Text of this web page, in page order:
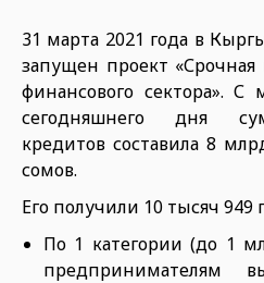
31 марта 2021 года в
запущен проект
финансового сектора».
сегодняшнего дня
кредитов составила 8
сомов.
Его получили 10 тысяч
По 1 категории (до 1